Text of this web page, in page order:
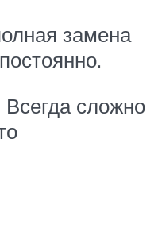
замена
сложно